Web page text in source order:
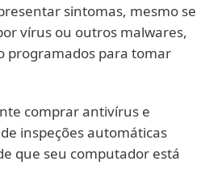
sintomas, mesmo se
vírus ou outros malwares,
programados para tomar
comprar antivírus e
inspeções automáticas
que seu computador está